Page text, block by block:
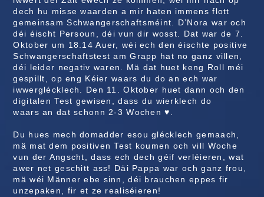
dech hu misse waarden a mir haten immens flott
gemeinsam Schwangerschaftsméint. D’Nora war och
déi éischt Persoun, déi vun dir wosst. Dat war de 7.
Oktober um 18.14 Auer, wéi ech den éischte positive
Schwangerschaftstest am Grapp hat no ganz villen,
déi leider negativ waren. Mä dat huet keng Roll méi
gespillt, op eng Kéier waars du do an ech war
iwwerglécklech. Den 11. Oktober huet dann och den
digitalen Test gewisen, dass du wierklech do
waars an dat schonn 2-3 Wochen ♥.
Du hues mech domadder esou glécklech gemaach,
mä mat dem positiven Test koumen och vill Woche
vun der Angscht, dass ech dech géif verléieren, wat
awer net geschitt ass! Däi Pappa war och ganz frou,
mä wéi Männer ebe sinn, déi brauchen eppes fir
unzepaken, fir et ze realiséieren!